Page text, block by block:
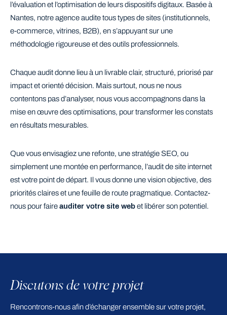
l’évaluation et l’optimisation de leurs dispositifs digitaux. Basée à
Nantes, notre agence audite tous types de sites (institutionnels,
e-commerce, vitrines, B2B), en s’appuyant sur une
méthodologie rigoureuse et des outils professionnels.
Chaque audit donne lieu à un livrable clair, structuré, priorisé par
impact et orienté décision. Mais surtout, nous ne nous
contentons pas d’analyser, nous vous accompagnons dans la
mise en œuvre des optimisations, pour transformer les constats
en résultats mesurables.
Que vous envisagiez une refonte, une stratégie SEO, ou
simplement une montée en performance, l’audit de site internet
est votre point de départ. Il vous donne une vision objective, des
priorités claires et une feuille de route pragmatique. Contactez-
nous pour faireauditer votre site webet libérer son potentiel.
Discutons de votre projet
Rencontrons-nous afin d’échanger ensemble sur votre projet,